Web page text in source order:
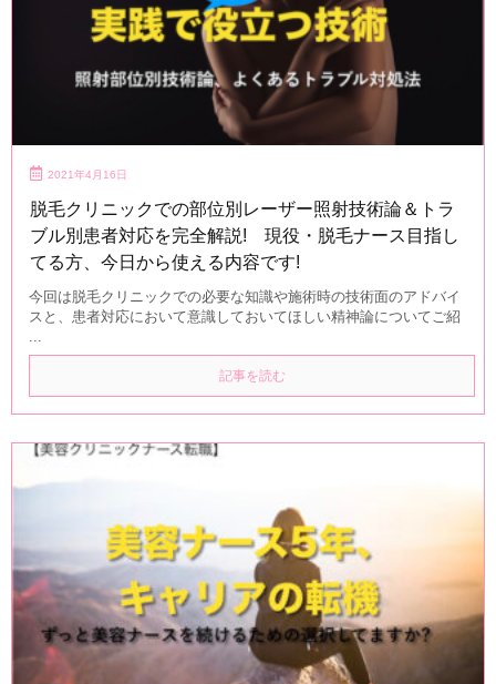
2021年4月16日
脱毛クリニックでの部位別レーザー照射技術論＆トラ
ブル別患者対応を完全解説! 現役・脱毛ナース目指し
てる方、今日から使える内容です!
今回は脱毛クリニックでの必要な知識や施術時の技術面のアドバイ
スと、患者対応において意識しておいてほしい精神論についてご紹
記事を読む